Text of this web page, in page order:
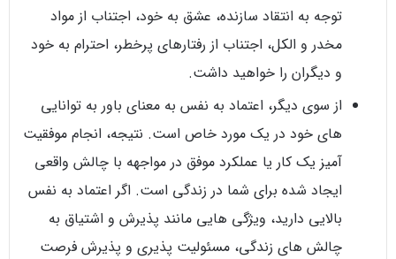
توجه به انتقاد سازنده، عشق به خود، اجتناب از مواد
مخدر و الکل، اجتناب از رفتارهای پرخطر، احترام به خود
و دیگران را خواهید داشت.
از سوی دیگر، اعتماد به نفس به معنای باور به توانایی
های خود در یک مورد خاص است. نتیجه، انجام موفقیت
آمیز یک کار یا عملکرد موفق در مواجهه با چالش واقعی
ایجاد شده برای شما در زندگی است. اگر اعتماد به نفس
بالایی دارید، ویژگی هایی مانند پذیرش و اشتیاق به
چالش های زندگی، مسئولیت پذیری و پذیرش فرصت